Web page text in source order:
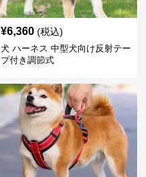
¥6,360 (税込)
犬 ハーネス 中型犬向け反射テー
プ付き調節式